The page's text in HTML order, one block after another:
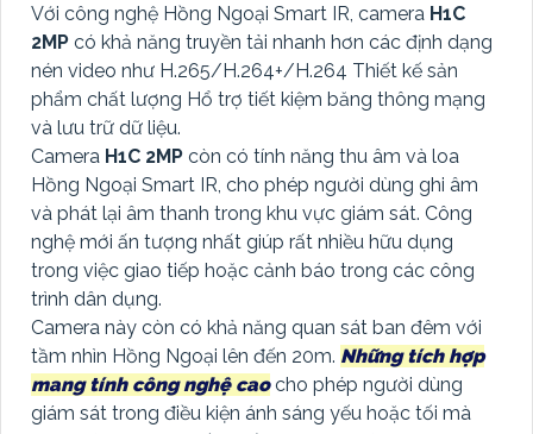
Với công nghệ Hồng Ngoại Smart IR, camera H1C
2MP có khả năng truyền tải nhanh hơn các định dạng
nén video như H.265/H.264+/H.264 Thiết kế sản
phẩm chất lượng Hổ trợ tiết kiệm băng thông mạng
và lưu trữ dữ liệu.
Camera H1C 2MP còn có tính năng thu âm và loa
Hồng Ngoại Smart IR, cho phép người dùng ghi âm
và phát lại âm thanh trong khu vực giám sát. Công
nghệ mới ấn tượng nhất giúp rất nhiều hữu dụng
trong việc giao tiếp hoặc cảnh báo trong các công
trình dân dụng.
Camera này còn có khả năng quan sát ban đêm với
tầm nhìn Hồng Ngoại lên đến 20m. Những tích hợp
mang tính công nghệ caocho phép người dùng
giám sát trong điều kiện ánh sáng yếu hoặc tối mà